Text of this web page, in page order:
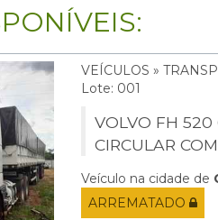
VEÍCULOS »
Lote: 001
VOLVO FH 520
CIRCULAR
Veículo na cidade de
ARREMATADO